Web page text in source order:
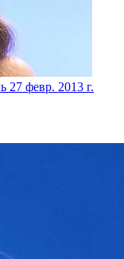
27 февр. 2013 г.